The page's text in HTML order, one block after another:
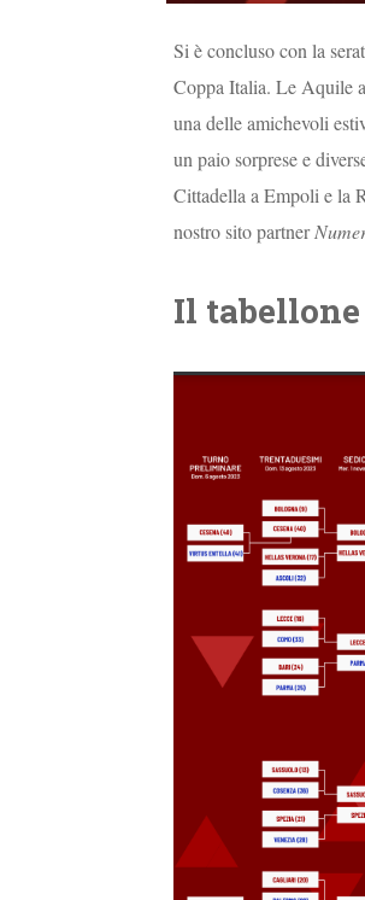
Si è concluso con la
Coppa Italia. Le Aquile
una delle amichevoli
un paio sorprese e
Cittadella a Empoli e la
nostro sito partner
Il